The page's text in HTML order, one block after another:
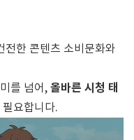
전한 콘텐츠 소비문화와
를 넘어, 올바른 시청 태
요합니다.